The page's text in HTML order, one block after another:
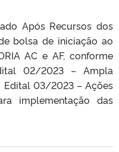
Após Recursos dos
bolsa de iniciação ao
AC e AF, conforme
02/2023 – Ampla
Edital 03/2023 – Ações
implementação das